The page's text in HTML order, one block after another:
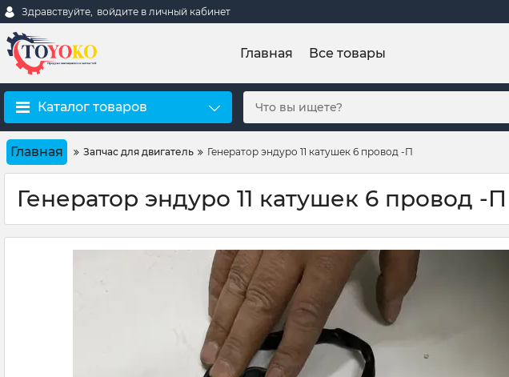
Здравствуйте, войдите в личный кабинет
Главная Все товары
Каталог товаров
Главная Запчас для двигатель Генератор эндуро 11 катушек 6 провод -П
Генератор эндуро 11 катушек 6 провод -П